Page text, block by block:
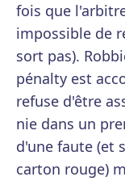
fois que
impossible de
sort pas).
pénalty est
refuse d'être
nie dans un
d'une faute (et
carton rouge)